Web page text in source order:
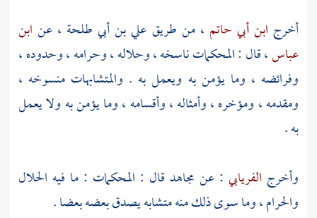
أخرج ابن أبي حاتم ، من طريق علي بن أبي طلحة ، عن ابن
عباس، قال : المحكمات ناسخه ، وحلاله ، وحرامه ، وحدوده ،
وفرائضه ، وما يؤمن به ويعمل به . والمتشابهات منسوخه ،
ومقدمه ، ومؤخره ، وأمثاله ، وأقسامه ، وما يؤمن به ولا يعمل
به .
وأخرج الفريابي : عن مجاهد قال : المحكمات : ما فيه الحلال
والحرام ، وما سوى ذلك منه متشابه يصدق بعضه بعضا .